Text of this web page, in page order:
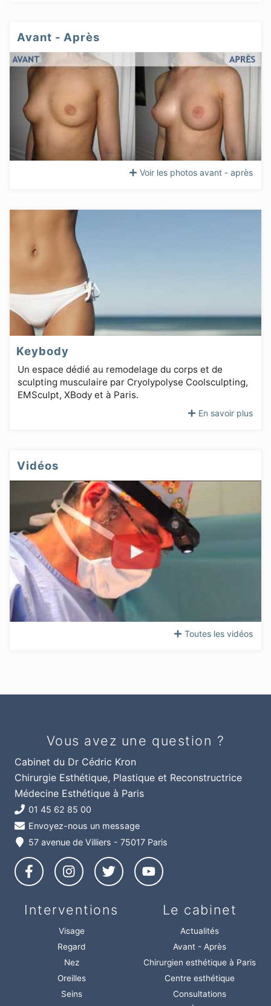
Avant - Après
Voir les photos avant - après
Keybody
Un espace dédié au remodelage du corps et de
sculpting musculaire par Cryolypolyse Coolsculpting,
EMSculpt, XBody et à Paris.
En savoir plus
Vidéos
Toutes les vidéos
Vous avez une question ?
Cabinet du Dr Cédric Kron
Chirurgie Esthétique, Plastique et Reconstructrice
Médecine Esthétique à Paris
01 45 62 85 00
Envoyez-nous un message
57 avenue de Villiers - 75017 Paris
Interventions
Visage
Regard
Nez
Oreilles
Seins
Le cabinet
Actualités
Avant - Après
Chirurgien esthétique à Paris
Centre esthétique
Consultations